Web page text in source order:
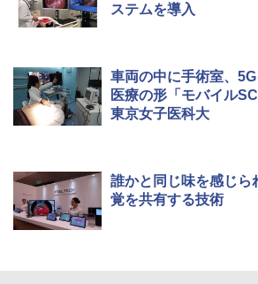
ステムを導入
車両の中に手術室、
医療の形「モバイル
東京女子医科大
誰かと同じ味を感じら
覚を共有する技術